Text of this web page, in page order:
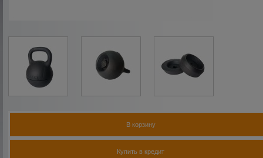
В корзину
Купить в кредит